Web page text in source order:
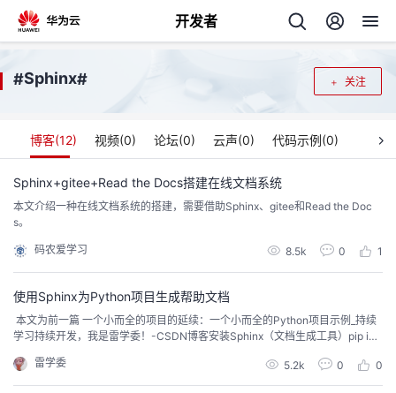
开发者
回
个
人
主
页
我
的
开
发
关注
#Sphinx#
博客(12) 视频(0) 论坛(0) 云声(0) 代码示例(0)
Sphinx+gitee+Read the Docs搭建在线文档系统
本文介绍一种在线文档系统的搭建，需要借助Sphinx、gitee和Read the Doc
s。
码农爱学习 8.5k 0 1
使用Sphinx为Python项目生成帮助文档
​ 本文为前一篇 一个小而全的项目的延续：一个小而全的Python项目示例_持续
学习持续开发，我是雷学委！-CSDN博客安装Sphinx（文档生成工具）pip ins
档。生成文档sphinx-build -b html . _build因为上面没有选择把代码跟文档分
开，所以sphinx...
雷学委 5.2k 0 0